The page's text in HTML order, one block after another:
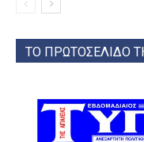
ΤΟ ΠΡΩΤΟΣΕΛΙΔΟ